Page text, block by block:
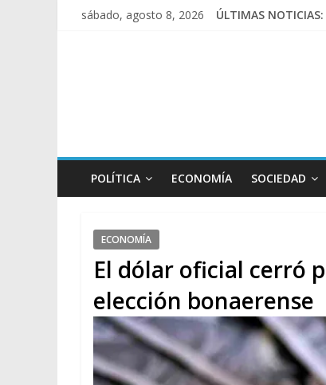
sábado, agosto 8, 2026 ÚLTIMAS NOTICIAS:
POLÍTICA ECONOMÍA SOCIEDAD
ECONOMÍA
El dólar oficial cerró
elección bonaerense